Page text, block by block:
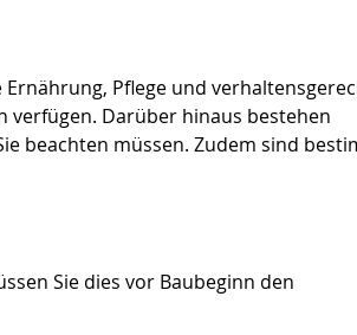
Pflege und
verfügen. Darüber hinaus bestehen
beachten müssen. Zudem sind
Sie dies vor Baubeginn den